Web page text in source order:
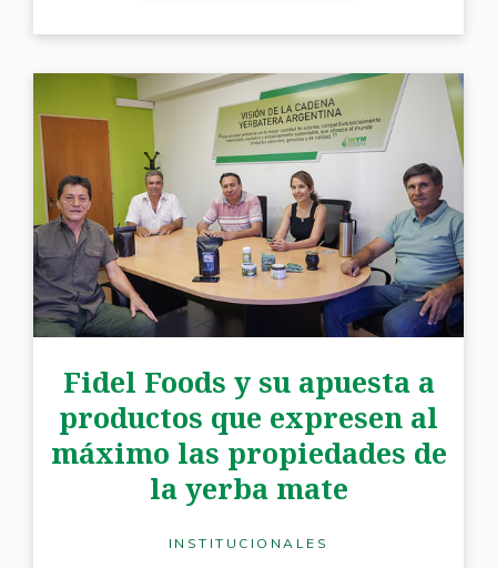
Fidel Foods y su apuesta a
productos que expresen al
máximo las propiedades de
la yerba mate
INSTITUCIONALES